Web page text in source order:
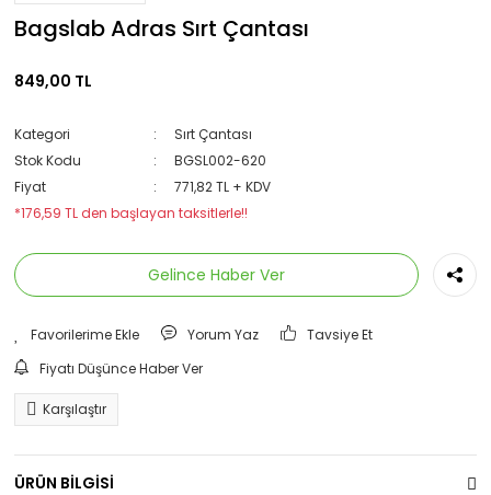
Bagslab Adras Sırt Çantası
849,00 TL
Kategori
Sırt Çantası
Stok Kodu
BGSL002-620
Fiyat
771,82 TL + KDV
*176,59 TL den başlayan taksitlerle!!
Gelince Haber Ver
Yorum Yaz
Tavsiye Et
Fiyatı Düşünce Haber Ver
Karşılaştır
ÜRÜN BİLGİSİ